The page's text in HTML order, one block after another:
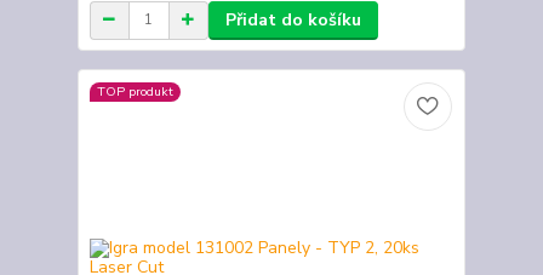
Přidat do košíku
TOP produkt